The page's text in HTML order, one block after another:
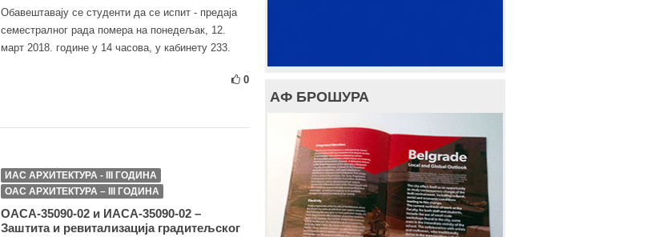
Обавештавају се студенти да се испит - предаја
семестралног рада помера на понедељак, 12.
март 2018. године у 14 часова, у кабинету 233.
0
ИАС АРХИТЕКТУРА - III ГОДИНА
ОАС АРХИТЕКТУРА – III ГОДИНА
ОАСА-35090-02 и ИАСА-35090-02 –
Заштита и ревитализација градитељског
АФ БРОШУРА